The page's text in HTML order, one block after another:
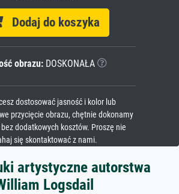
Dodaj do koszyka
obrazu:DOSKONAŁA
dostosować jasność i kolor lub
przycięcie obrazu, chętnie dokonamy
dodatkowych kosztów. Proszę nie
się skontaktować z nami.
artystyczne autorstwa
Logsdail